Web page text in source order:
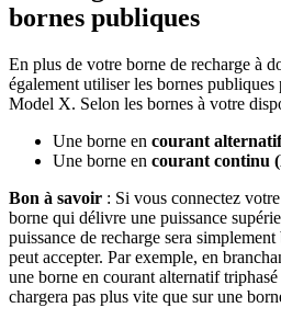
bornes publiques
En plus de votre borne de recharge à
également utiliser les bornes
Model X. Selon les bornes à votre
Une borne en courant
Une borne en courant continu
Bon à savoir : Si vous connectez
borne qui délivre une puissance
puissance de recharge sera
peut accepter. Par exemple, en
une borne en courant alternatif
chargera pas plus vite que sur une